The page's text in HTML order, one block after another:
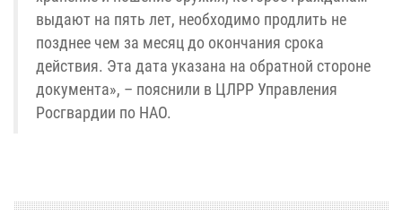
выдают на пять лет, необходимо продлить не
позднее чем за месяц до окончания срока
действия. Эта дата указана на обратной стороне
документа», – пояснили в ЦЛРР Управления
Росгвардии по НАО.